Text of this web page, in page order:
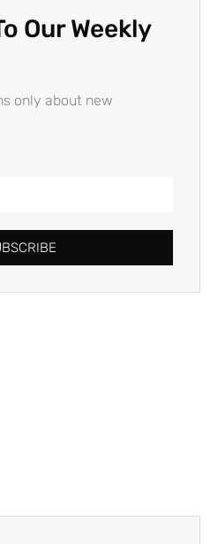
Our Weekly
only about new